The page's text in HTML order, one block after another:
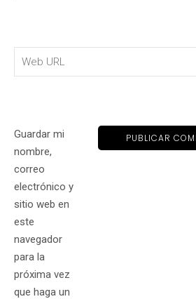
Guardar mi
nombre,
correo
electrónico y
sitio web en
este
navegador
para la
próxima vez
que haga un